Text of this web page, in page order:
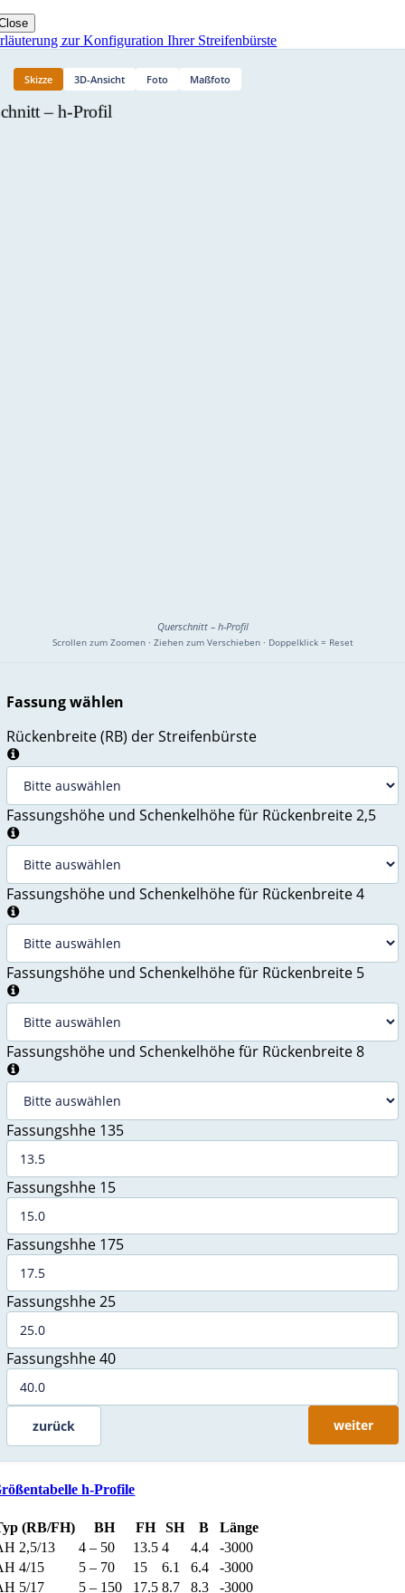
zur Konfiguration Ihrer Streifenbürste
Skizze 3D-Ansicht Foto Maßfoto
Querschnitt – h-Profil
Scrollen zum Zoomen · Ziehen zum Verschieben · Doppelklick = Reset
Fassung wählen
Rückenbreite (RB) der Streifenbürste
Fassungshöhe und Schenkelhöhe für Rückenbreite 2,5
Fassungshöhe und Schenkelhöhe für Rückenbreite 4
Fassungshöhe und Schenkelhöhe für Rückenbreite 5
Fassungshöhe und Schenkelhöhe für Rückenbreite 8
Fassungshhe 135
Fassungshhe 15
Fassungshhe 175
Fassungshhe 25
Fassungshhe 40
zurück weiter
h-Profile
(RB/FH) BH FH SH B
Länge
2,5/13
4 – 50 13.5 4 4.4
-3000
4/15
5 – 70 15 6.1 6.4
-3000
5/17
5 – 150 17.5 8.7 8.3 -3000